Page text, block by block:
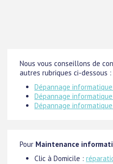
Nous vous conseillons de
autres rubriques ci-dessous :
Dépannage
Dépannage
Dépannage
Pour Maintenance
Clic à Domicile :